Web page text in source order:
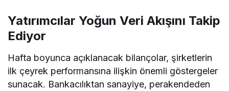
Yatırımcılar Yoğun Veri Akışını Takip
Ediyor
Hafta boyunca açıklanacak bilançolar, şirketlerin
ilk çeyrek performansına ilişkin önemli göstergeler
sunacak. Bankacılıktan sanayiye, perakendeden